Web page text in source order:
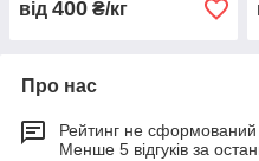
від 400 ₴/кг
Про нас
Рейтинг не сформований
Менше 5 відгуків за